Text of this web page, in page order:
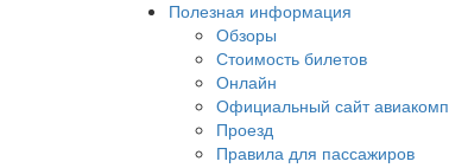
Полезная информация
Обзоры
Стоимость билетов
Онлайн
Официальный сайт
Проезд
Правила для пассажиров